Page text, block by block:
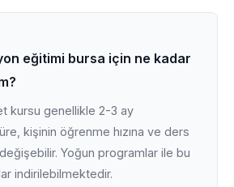
eğitimi bursa için ne kadar
kursu genellikle 2-3 ay
kişinin öğrenme hızına ve ders
Yoğun programlar ile bu
indirilebilmektedir.